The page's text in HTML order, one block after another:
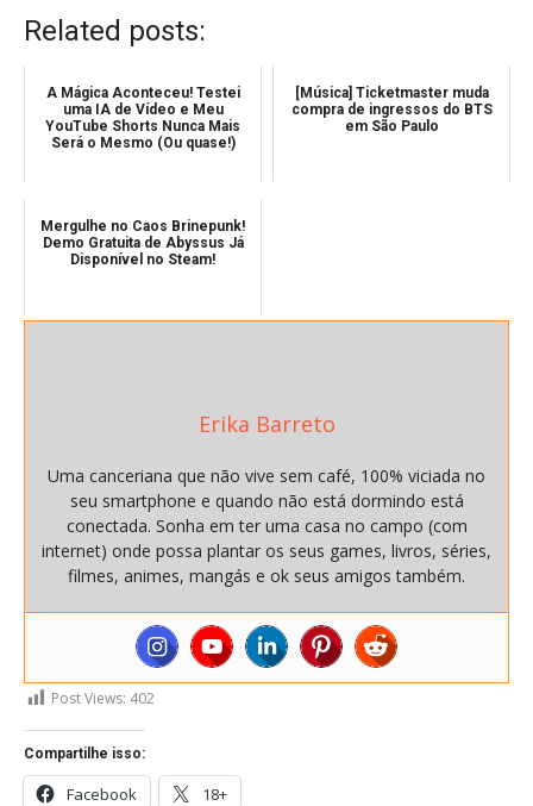
Related posts:
A Mágica Aconteceu! Testei
uma IA de Vídeo e Meu
YouTube Shorts Nunca Mais
Será o Mesmo (Ou quase!)
[Música] Ticketmaster muda
compra de ingressos do BTS
em São Paulo
Mergulhe no Caos Brinepunk!
Demo Gratuita de Abyssus Já
Disponível no Steam!
Erika Barreto
Uma canceriana que não vive sem café, 100% viciada no
seu smartphone e quando não está dormindo está
conectada. Sonha em ter uma casa no campo (com
internet) onde possa plantar os seus games, livros, séries,
filmes, animes, mangás e ok seus amigos também.
Post Views: 402
Compartilhe isso:
Facebook 18+